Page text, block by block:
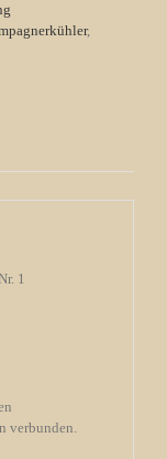
,
1
verbunden.